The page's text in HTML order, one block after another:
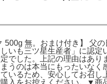
無。おまけ付き】 父
いも三ツ星生産者」に認
でした。上記の理由はあり
うのは本当にもったいな
いるため、安心してお召し
入をお控えください。▼商